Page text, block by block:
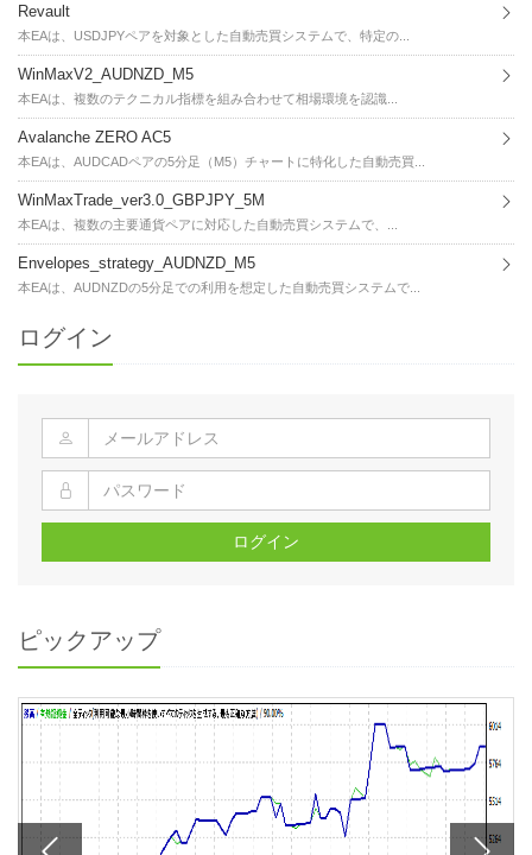
Revault
本EAは、USDJPYペアを対象とした自動売買システムで、特定の...
WinMaxV2_AUDNZD_M5
本EAは、複数のテクニカル指標を組み合わせて相場環境を認識...
Avalanche ZERO AC5
本EAは、AUDCADペアの5分足（M5）チャートに特化した自動売買...
WinMaxTrade_ver3.0_GBPJPY_5M
本EAは、複数の主要通貨ペアに対応した自動売買システムで、...
Envelopes_strategy_AUDNZD_M5
本EAは、AUDNZDの5分足での利用を想定した自動売買システムで...
ログイン
ログイン
ピックアップ